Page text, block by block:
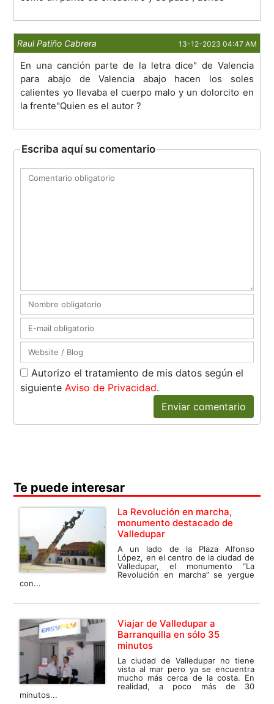
Raul Patiño Cabrera 13-12-2023 04:47 AM
En una canción parte de la letra dice" de Valencia
para abajo de Valencia abajo hacen los soles
calientes yo llevaba el cuerpo malo y un dolorcito en
la frente"Quien es el autor ?
Escriba aquí su comentario
Autorizo el tratamiento de mis datos según el
siguienteAviso de Privacidad.
Enviar comentario
Te puede interesar
La Revolución en marcha,
monumento destacado de
Valledupar
A un lado de la Plaza Alfonso
López, en el centro de la ciudad de
Valledupar, el monumento “La
Revolución en marcha” se yergue
con...
Viajar de Valledupar a
Barranquilla en sólo 35
minutos
La ciudad de Valledupar no tiene
vista al mar pero ya se encuentra
mucho más cerca de la costa. En
realidad, a poco más de 30
minutos...